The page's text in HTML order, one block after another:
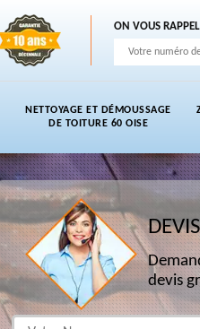
ON VOUS
NETTOYAGE ET DÉMOUSSAGE
DE TOITURE 60 OISE
devis